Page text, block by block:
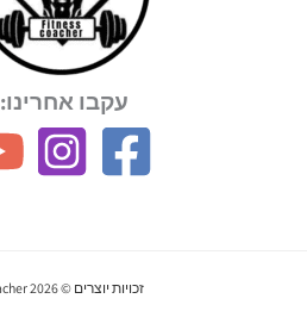
עקבו אחרינו:
זכויות יוצרים © 2026 FitnessCoacher